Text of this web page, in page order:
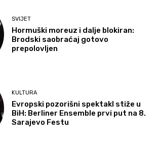
SVIJET
Hormuški moreuz i dalje blokiran:
Brodski saobraćaj gotovo
prepolovljen
KULTURA
Evropski pozorišni spektakl stiže u
BiH: Berliner Ensemble prvi put na 8.
Sarajevo Festu